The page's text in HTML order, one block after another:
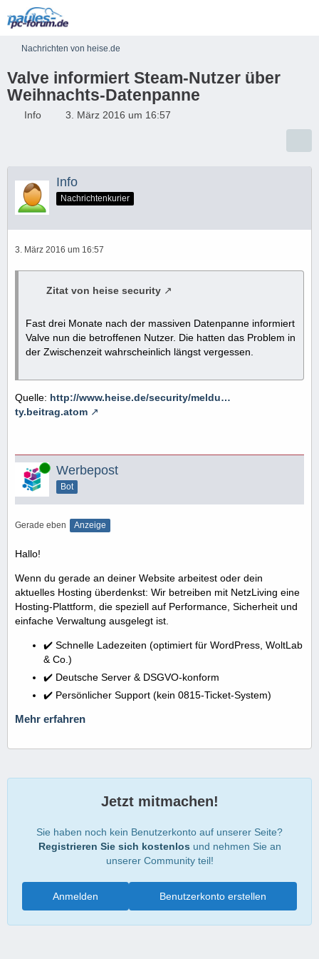
Nachrichten von heise.de
Valve informiert Steam-Nutzer über
Weihnachts-Datenpanne
Info 3. März 2016 um 16:57
Info
Nachrichtenkurier
3. März 2016 um 16:57
Zitat von heise security
Fast drei Monate nach der massiven Datenpanne informiert
Valve nun die betroffenen Nutzer. Die hatten das Problem in
der Zwischenzeit wahrscheinlich längst vergessen.
Quelle: http://www.heise.de/security/meldu…
ty.beitrag.atom
Online Werbepost
Bot
Gerade eben Anzeige
Hallo!
Wenn du gerade an deiner Website arbeitest oder dein
aktuelles Hosting überdenkst: Wir betreiben mit NetzLiving eine
Hosting-Plattform, die speziell auf Performance, Sicherheit und
einfache Verwaltung ausgelegt ist.
✔️ Schnelle Ladezeiten (optimiert für WordPress, WoltLab
& Co.)
✔️ Deutsche Server & DSGVO-konform
✔️ Persönlicher Support (kein 0815-Ticket-System)
Mehr erfahren
Jetzt mitmachen!
Sie haben noch kein Benutzerkonto auf unserer Seite?
Registrieren Sie sich kostenlos und nehmen Sie an
unserer Community teil!
Benutzerkonto erstellen
Anmelden